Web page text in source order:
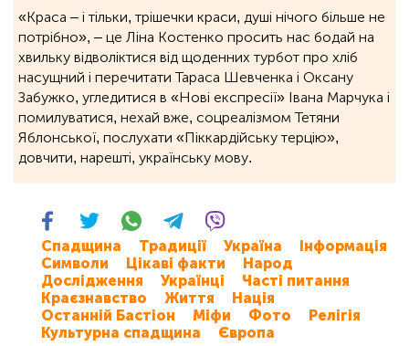
«Краса – і тільки, трішечки краси, душі нічого більше не
потрібно», ‒ це Ліна Костенко просить нас бодай на
хвильку відволіктися від щоденних турбот про хліб
насущний і перечитати Тараса Шевченка і Оксану
Забужко, угледитися в «Нові експресії» Івана Марчука і
помилуватися, нехай вже, соцреалізмом Тетяни
Яблонської, послухати «Піккардійську терцію»,
довчити, нарешті, українську мову.
Спадщина Традиції Україна
Інформація
Символи
Цікаві факти
Народ
Дослідження
Українці
Часті питання
Краєзнавство
Життя
Нація
Останній Бастіон
Міфи Фото
Релігія
Культурна спадщина
Європа